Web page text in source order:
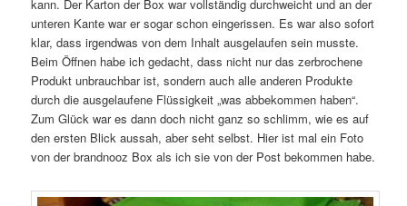
kann. Der Karton der Box war vollständig durchweicht und an der
unteren Kante war er sogar schon eingerissen. Es war also sofort
klar, dass irgendwas von dem Inhalt ausgelaufen sein musste.
Beim Öffnen habe ich gedacht, dass nicht nur das zerbrochene
Produkt unbrauchbar ist, sondern auch alle anderen Produkte
durch die ausgelaufene Flüssigkeit „was abbekommen haben“.
Zum Glück war es dann doch nicht ganz so schlimm, wie es auf
den ersten Blick aussah, aber seht selbst. Hier ist mal ein Foto
von der brandnooz Box als ich sie von der Post bekommen habe.